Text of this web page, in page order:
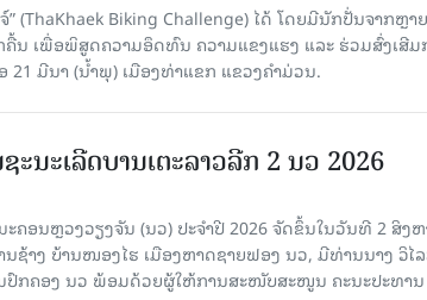
(ThaKhaek Biking Challenge) ໄດ້ ໂດຍມີນັກປັ່ນຈາກຫຼາຍ
ຄື້ນ ເພື່ອພິສູດຄວາມອຶດທົນ ຄວາມແຂງແຮງ ແລະ ຮ່ວມສົ່ງເສີມ
ມີນາ (ນໍ້າພຸ) ເມືອງທ່າແຂກ ແຂວງຄໍາມ່ວນ.
ະນະເລີດບານເຕະລາວລີກ 2 ນວ 2026
ຄອນຫຼວງວຽງຈັນ (ນວ) ປະຈໍາປີ 2026 ຈັດຂຶ້ນໃນວັນທີ 2 ສິງ
ຊ້າງ ບ້ານໜອງໄຮ ເມືອງຫາດຊາຍຟອງ ນວ, ມີທ່ານນາງ ວິໄ
ປົກຄອງ ນວ ພ້ອມດ້ວຍຜູ້ໃຫ້ການສະໜັບສະໜູນ ຄະນະປະທານ